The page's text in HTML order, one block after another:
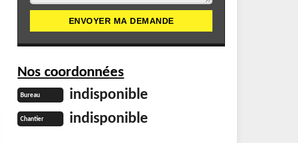
Nos coordonnées
Bureau indisponible
Chantier indisponible